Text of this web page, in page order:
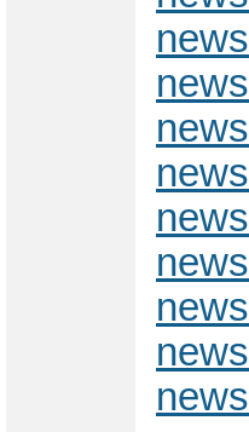
news
news
news
news
news
news
news
news
news